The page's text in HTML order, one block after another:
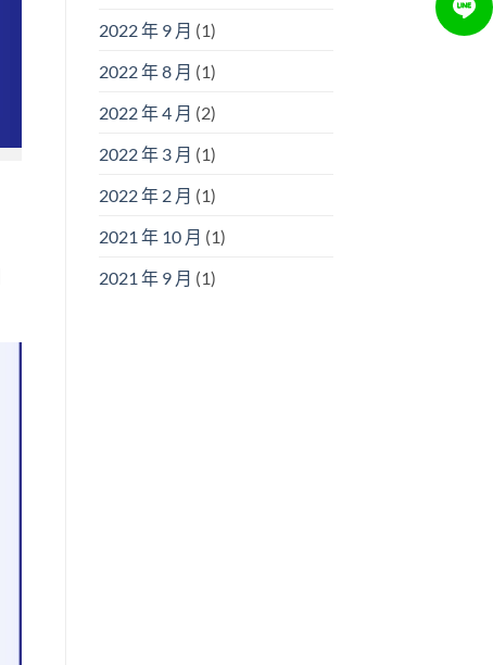
2022 年 9 月 (1)
2022 年 8 月 (1)
2022 年 4 月 (2)
2022 年 3 月 (1)
2022 年 2 月 (1)
2021 年 10 月 (1)
2021 年 9 月 (1)